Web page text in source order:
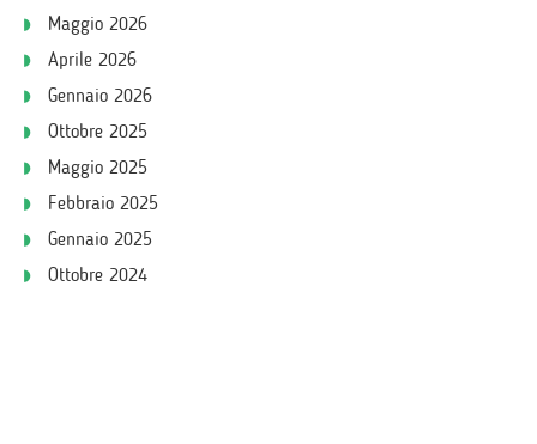
Maggio 2026
Aprile 2026
Gennaio 2026
Ottobre 2025
Maggio 2025
Febbraio 2025
Gennaio 2025
Ottobre 2024